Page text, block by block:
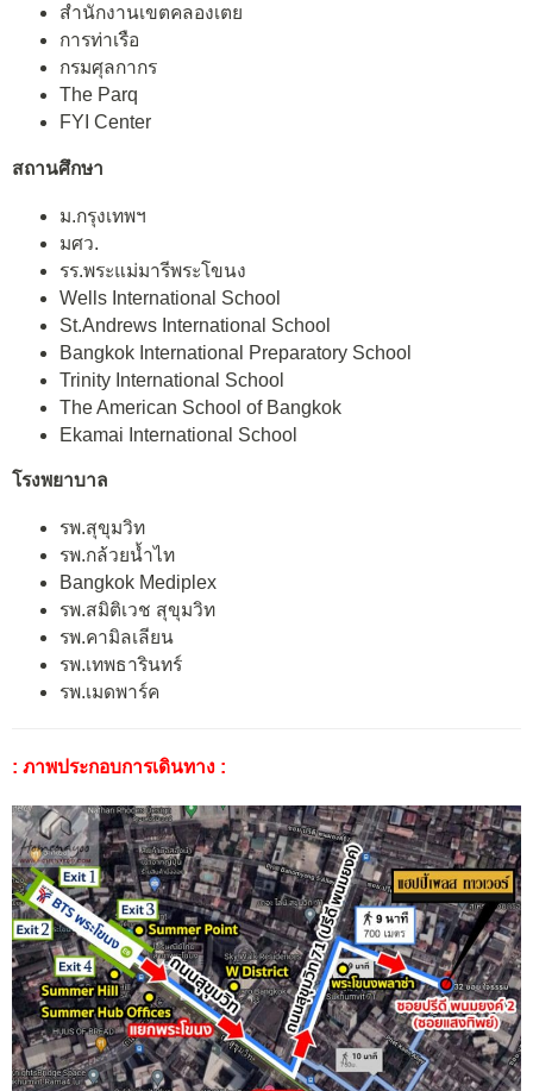
สำนักงานเขตคลองเตย
การท่าเรือ
กรมศุลกากร
The Parq
FYI Center
สถานศึกษา
ม.กรุงเทพฯ
มศว.
รร.พระแม่มารีพระโขนง
Wells International School
St.Andrews International School
Bangkok International Preparatory School
Trinity International School
The American School of Bangkok
Ekamai International School
โรงพยาบาล
รพ.สุขุมวิท
รพ.กล้วยน้ำไท
Bangkok Mediplex
รพ.สมิติเวช สุขุมวิท
รพ.คามิลเลียน
รพ.เทพธารินทร์
รพ.เมดพาร์ค
: ภาพประกอบการเดินทาง :